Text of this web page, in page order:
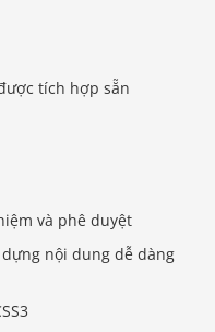
tích hợp sẵn
và phê duyệt
nội dung dễ dàng